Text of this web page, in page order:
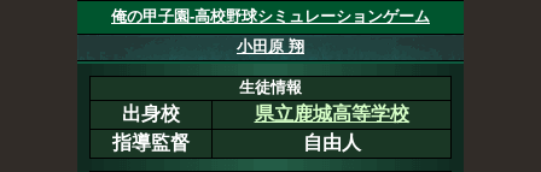
俺の甲子園-高校野球シミュレーションゲーム
小田原 翔
生徒情報
出身校
県立鹿城高等学校
指導監督
自由人